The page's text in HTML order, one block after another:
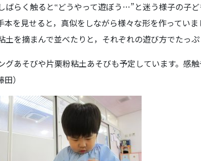
ばらく触ると‟どうやって遊ぼう…”と迷う様子の子
を見せると，真似をしながら様々な形を作ってい
を摘まんで並べたりと，それぞれの遊び方でたっ
あそびや片栗粉粘土あそびも予定しています。感
）